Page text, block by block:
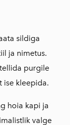
sildiga
ja nimetus.
purgile
ise kleepida.
hoia kapi ja
valge